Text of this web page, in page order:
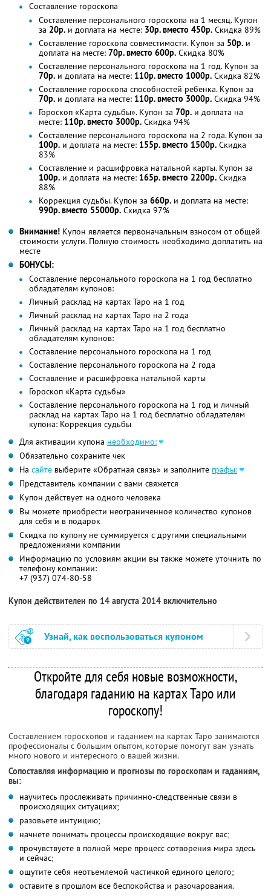
Составление гороскопа
Составление персонального гороскопа на 1 месяц. Купон
за 20р. и доплата на месте: 30р. вместо 450р. Скидка 89%
Составление гороскопа совместимости. Купон за 50р. и
доплата на месте: 70р. вместо 600р. Скидка 80%
Составление персонального гороскопа на 1 год. Купон за
70р. и доплата на месте: 110р. вместо 1000р. Скидка 82%
Составление гороскопа способностей ребенка. Купон за
70р. и доплата на месте: 110р. вместо 3000р. Скидка 94%
Гороскоп «Карта судьбы». Купон за 70р. и доплата на
месте: 110р. вместо 3000р. Скидка 94%
Составление персонального гороскопа на 2 года. Купон за
100р. и доплата на месте: 155р. вместо 1500р. Скидка
83%
Составление и расшифровка натальной карты. Купон за
100р. и доплата на месте: 165р. вместо 2200р. Скидка
88%
Коррекция судьбы. Купон за 660р. и доплата на месте:
990р. вместо 55000р. Скидка 97%
Внимание! Купон является первоначальным взносом от общей
стоимости услуги. Полную стоимость необходимо доплатить на
месте
БОНУСЫ:
Составление персонального гороскопа на 1 год бесплатно
обладателям купонов:
Личный расклад на картах Таро на 1 год
Личный расклад на картах Таро на 2 года
Личный расклад на картах Таро на 1 год бесплатно
обладателям купонов:
Составление персонального гороскопа на 1 год
Составление персонального гороскопа на 2 года
Составление и расшифровка натальной карты
Гороскоп «Карта судьбы»
Составление персонального гороскопа на 1 год и личный
расклад на картах Таро на 1 год бесплатно обладателям
купона: Коррекция судьбы
Для активации купона необходимо:
Обязательно сохраните чек
На сайте выберите «Обратная связь» и заполните графы:
Представитель компании с вами свяжется
Купон действует на одного человека
Вы можете приобрести неограниченное количество купонов
для себя и в подарок
Скидка по купону не суммируется с другими специальными
предложениями компании
Информацию по условиям акции вы также можете уточнить по
телефону компании:
+7 (937) 074-80-58
Купон действителен по 14 августа 2014 включительно
Узнай, как воспользоваться купоном
Откройте для себя новые возможности,
благодаря гаданию на картах Таро или
гороскопу!
Составлением гороскопов и гаданием на картах Таро занимаются
профессионалы с большим опытом, которые помогут вам узнать
много нового и интересного о вашей жизни.
Сопоставляя информацию и прогнозы по гороскопам и гаданиям,
вы:
научитесь прослеживать причинно-следственные связи в
происходящих ситуациях;
разовьете интуицию;
начнете понимать процессы происходящие вокруг вас;
прочувствуете в полной мере процесс сотворения мира здесь
и сейчас;
ощутите себя неотъемлемой частичкой единого целого;
оставите в прошлом все беспокойства и разочарования.